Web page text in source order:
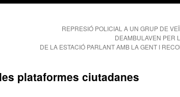
REPRESIÓ POLICIAL A UN GRUP DE
DEAMBULAVEN PER
DE LA ESTACIÓ PARLANT AMB LA GENT I
plataformes ciutadanes